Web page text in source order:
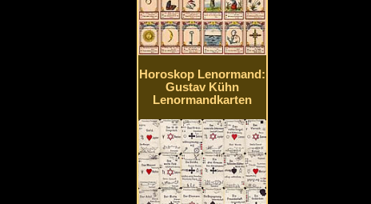
Horoskop Lenormand:
Gustav Kühn
Lenormandkarten